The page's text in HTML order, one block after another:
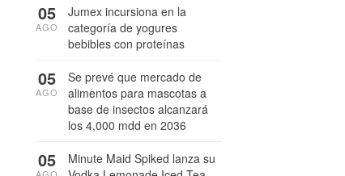
Jumex incursiona en la
categoría de yogures
bebibles con proteínas
05
AGO
Se prevé que mercado de
alimentos para mascotas a
base de insectos alcanzará
los 4,000 mdd en 2036
05
AGO
Minute Maid Spiked lanza su
05